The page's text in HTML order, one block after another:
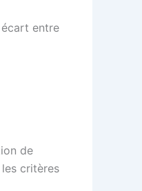
entre
de
critères